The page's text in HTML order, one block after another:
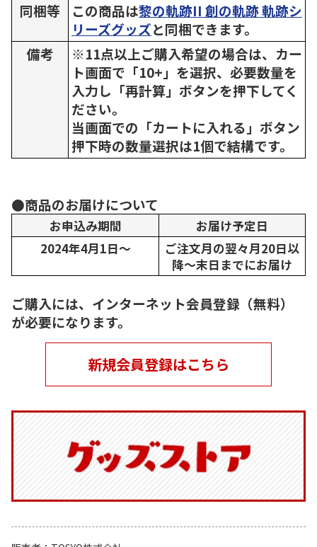
同梱等 この商品は黎の軌跡II 創の軌跡 軌跡シ
リーズグッズと同梱できます。
備考
※11点以上ご購入希望の場合は、カー
ト画面で「10+」を選択、必要数量を
入力し「再計算」ボタンを押下してく
ださい。
当画面での「カートに入れる」ボタン
押下時の数量選択は1個で結構です。
●商品のお届けについて
お申込み期間
お届け予定日
2024年4月1日～
ご注文月の翌々月20日以
降～末日までにお届け
ご購入には、インターネット会員登録（無料）
が必要になります。
新規会員登録はこちら